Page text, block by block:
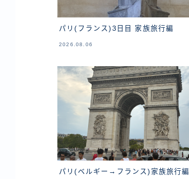
パリ(フランス)3日目 家族旅行編
2026.08.06
パリ(ベルギー→フランス)家族旅行編